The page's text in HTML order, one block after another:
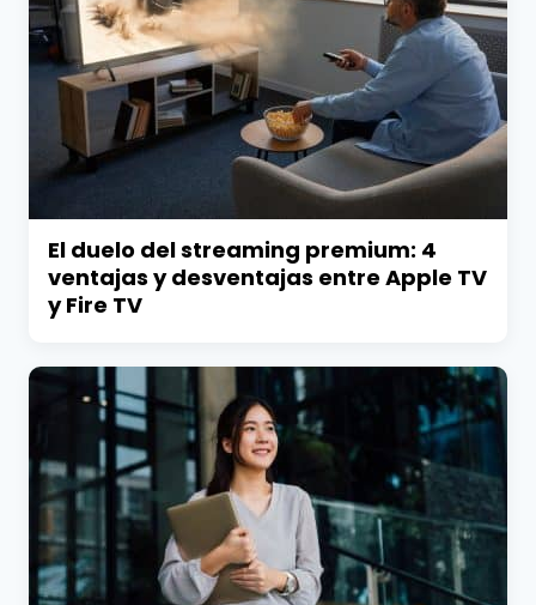
El duelo del streaming premium: 4
ventajas y desventajas entre Apple TV
y Fire TV